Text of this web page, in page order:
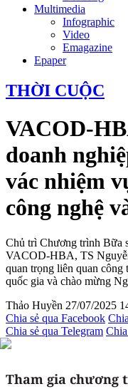
Multimedia
Infographic
Video
Emagazine
Epaper
THỜI CUỘC
VACOD-
doanh
vác nhiệm
công nghệ
Chủ trì Chương trình Bữa
VACOD-HBA, TS
quan trọng liên quan công
quốc gia và chào mừng
Thảo Huyền 27/07/2025
Chia sẻ qua Facebook
Chia sẻ qua Telegram
Tham gia chương